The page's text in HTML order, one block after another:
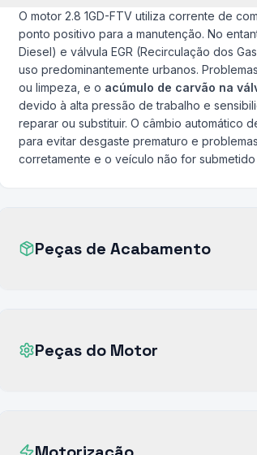
O motor 2.8 1GD-FTV utiliza corrente de
ponto positivo para a manutenção. No
Diesel) e válvula EGR (Recirculação dos
uso predominantemente urbanos.
ou limpeza, e o acúmulo de carvão na
devido à alta pressão de trabalho e
reparar ou substituir. O câmbio automático
para evitar desgaste prematuro e
corretamente e o veículo não for
Peças de Acabamento
Peças do Motor